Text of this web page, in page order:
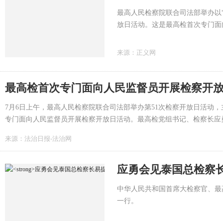
最高人民检察院联合司法部举办
放日活动。这是最高检首次专门
度，更好以监督促公正、以公开
与嘉宾座谈交流。
来源： 正义网
最高检首次专门面向人民监督员开展检察开
7月6日上午，最高人民检察院联合司法部举办第51次检察开放日活动
专门面向人民监督员开展检察开放日活动。最高检党组书记、检察长
来源： 法治日报-法治网
应勇会见泰国总检察
中华人民共和国首席大检察官、
一行。